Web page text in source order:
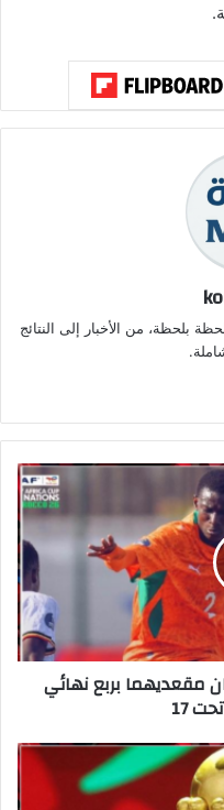
بلحظة، من الأخبار إلى النتائج
مقعديهما بربع نهائي
17